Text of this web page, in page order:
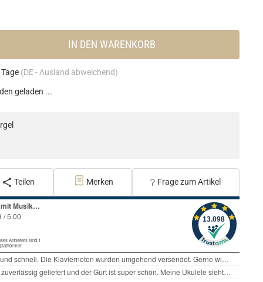
IN DEN WARENKORB
(DE - Ausland abweichend)
geladen ...
Teilen Merken Frage zum Artikel